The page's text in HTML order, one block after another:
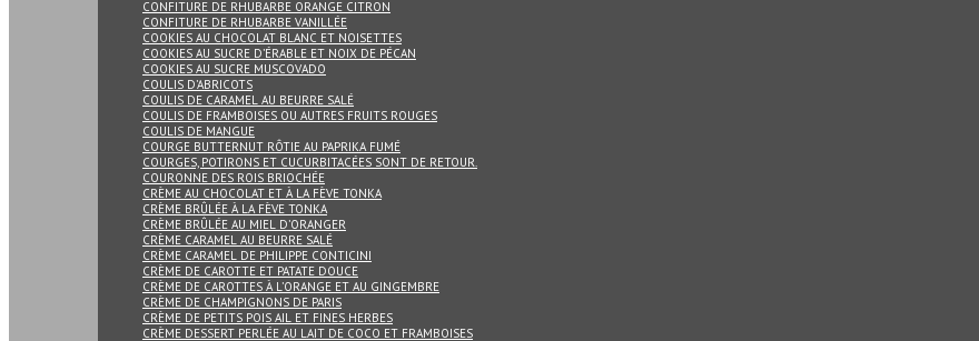
CONFITURE DE RHUBARBE ORANGE CITRON
CONFITURE DE RHUBARBE VANILLÉE
COOKIES AU CHOCOLAT BLANC ET NOISETTES
COOKIES AU SUCRE D’ÉRABLE ET NOIX DE PÉCAN
COOKIES AU SUCRE MUSCOVADO
COULIS D’ABRICOTS
COULIS DE CARAMEL AU BEURRE SALÉ
COULIS DE FRAMBOISES OU AUTRES FRUITS ROUGES
COULIS DE MANGUE
COURGE BUTTERNUT RÔTIE AU PAPRIKA FUMÉ
COURGES, POTIRONS ET CUCURBITACÉES SONT DE RETOUR.
COURONNE DES ROIS BRIOCHÉE
CRÈME AU CHOCOLAT ET À LA FÈVE TONKA
CRÈME BRÛLÉE À LA FÈVE TONKA
CRÈME BRÛLÉE AU MIEL D’ORANGER
CRÈME CARAMEL AU BEURRE SALÉ
CRÈME CARAMEL DE PHILIPPE CONTICINI
CRÈME DE CAROTTE ET PATATE DOUCE
CRÈME DE CAROTTES À L’ORANGE ET AU GINGEMBRE
CRÈME DE CHAMPIGNONS DE PARIS
CRÈME DE PETITS POIS AIL ET FINES HERBES
CRÈME DESSERT PERLÉE AU LAIT DE COCO ET FRAMBOISES